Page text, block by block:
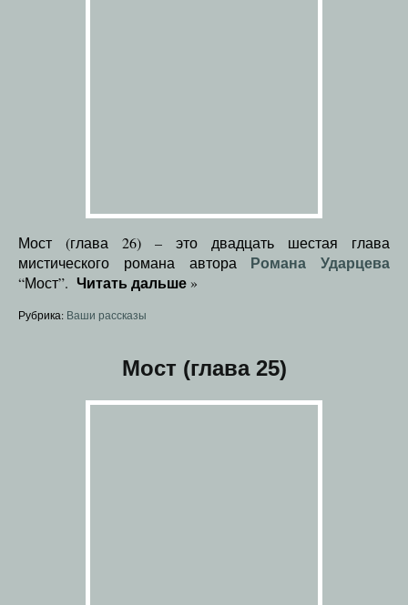
Мост (глава 26) – это двадцать шестая глава
мистического романа автора Романа Ударцева
“Мост”. Читать дальше »
Рубрика: Ваши рассказы
Мост (глава 25)